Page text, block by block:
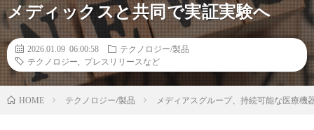
メディックスと共同で実証実験へ
2026.01.09 06:00:58
テクノロジー/製品
テクノロジー
プレスリリースなど
HOME テクノロジー/製品 メディアスグループ、持続可能な医療機